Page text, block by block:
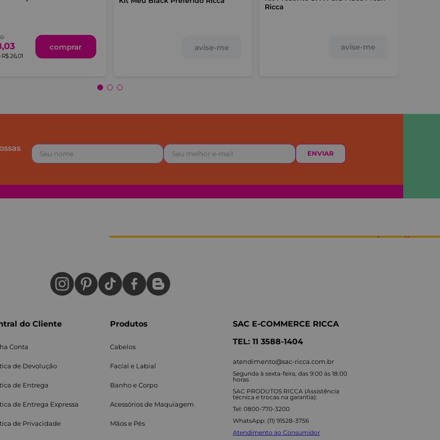
,03
R$26,01
comprar avise-me
Ricca
avise-me
ENVIAR
do Cliente
Conta
de Devolução
de Entrega
de Entrega Expressa
de Privacidade
Produtos
Cabelos
Facial e Labial
Banho e Corpo
Acessórios de Maquiagem
Mãos e Pés
SAC E-COMMERCE RICCA
TEL: 11 3588-1404
atendimento@sac-ricca.com.br
Segunda à sexta-feira, das 9:00 às 18:00
horas
SAC PRODUTOS RICCA (Assistência
técnica e trocas na garantia):
Tel: 0800-770-3200
WhatsApp: (11) 91528-3756
Atendimento ao Consumidor